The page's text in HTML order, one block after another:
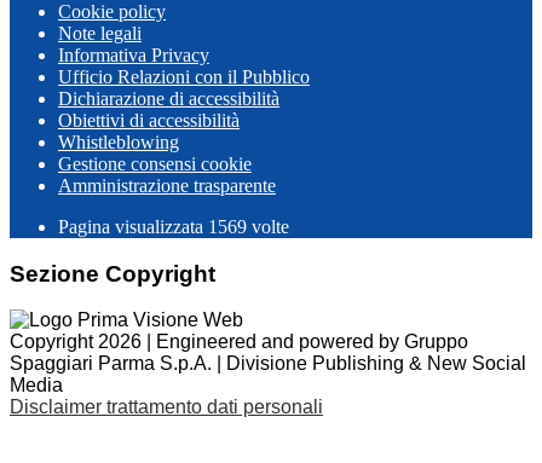
Cookie policy
Note legali
Informativa Privacy
Ufficio Relazioni con il Pubblico
Dichiarazione di accessibilità
Obiettivi di accessibilità
Whistleblowing
Gestione consensi cookie
Amministrazione trasparente
Pagina visualizzata 1569 volte
Sezione Copyright
Copyright 2026 | Engineered and powered by Gruppo
Spaggiari Parma S.p.A. | Divisione Publishing & New Social
Media
Disclaimer trattamento dati personali